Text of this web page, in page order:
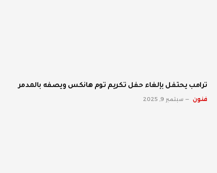
ترامب يحتفل بإلغاء حفل تكريم توم هانكس ويصفه بالمدمر
فنون سبتمبر 9, 2025